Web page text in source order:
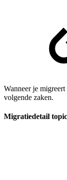
Wanneer je migreert
volgende zaken.
Migratiedetail